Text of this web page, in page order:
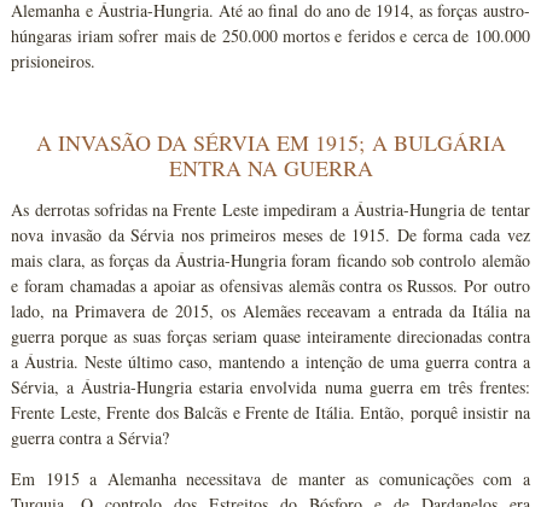
Alemanha e Áustria-Hungria. Até ao final do ano de 1914, as forças austro-
húngaras iriam sofrer mais de 250.000 mortos e feridos e cerca de 100.000
prisioneiros.
A INVASÃO DA SÉRVIA EM 1915; A BULGÁRIA
ENTRA NA GUERRA
As derrotas sofridas na Frente Leste impediram a Áustria-Hungria de tentar
nova invasão da Sérvia nos primeiros meses de 1915. De forma cada vez
mais clara, as forças da Áustria-Hungria foram ficando sob controlo alemão
e foram chamadas a apoiar as ofensivas alemãs contra os Russos. Por outro
lado, na Primavera de 2015, os Alemães receavam a entrada da Itália na
guerra porque as suas forças seriam quase inteiramente direcionadas contra
a Áustria. Neste último caso, mantendo a intenção de uma guerra contra a
Sérvia, a Áustria-Hungria estaria envolvida numa guerra em três frentes:
Frente Leste, Frente dos Balcãs e Frente de Itália. Então, porquê insistir na
guerra contra a Sérvia?
Em 1915 a Alemanha necessitava de manter as comunicações com a